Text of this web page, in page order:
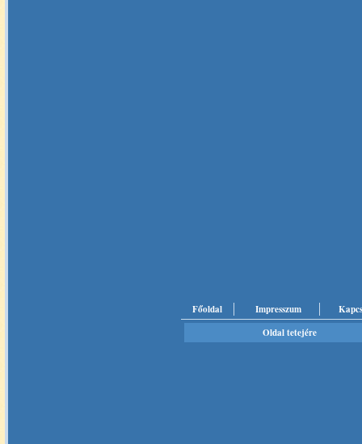
Főoldal Impresszum
Oldal tetejére